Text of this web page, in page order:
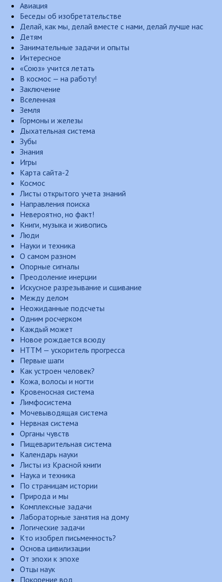
Авиация
Беседы об изобретательстве
Делай, как мы, делай вместе с нами, делай лучше нас
Детям
Занимательные задачи и опыты
Интересное
«Союз» учится летать
В космос — на работу!
Заключение
Вселенная
Земля
Гормоны и железы
Дыхательная система
Зубы
Знания
Игры
Карта сайта-2
Космос
Листы открытого учета знаний
Направления поиска
Невероятно, но факт!
Книги, музыка и живопись
Люди
Науки и техника
О самом разном
Опорные сигналы
Преодоление инерции
Искусное разрезывание и сшивание
Между делом
Неожиданные подсчеты
Одним росчерком
Каждый может
Новое рождается всюду
НТТМ — ускоритель прогресса
Первые шаги
Как устроен человек?
Кожа, волосы и ногти
Кровеносная система
Лимфосистема
Мочевыводящая система
Нервная система
Органы чувств
Пищеварительная система
Календарь науки
Листы из Красной книги
Наука и техника
По страницам истории
Природа и мы
Комплексные задачи
Лабораторные занятия на дому
Логические задачи
Кто изобрел письменность?
Основа цивилизации
От эпохи к эпохе
Отцы наук
Покорение вод